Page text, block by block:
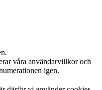
våra användarvillkor och
igen.